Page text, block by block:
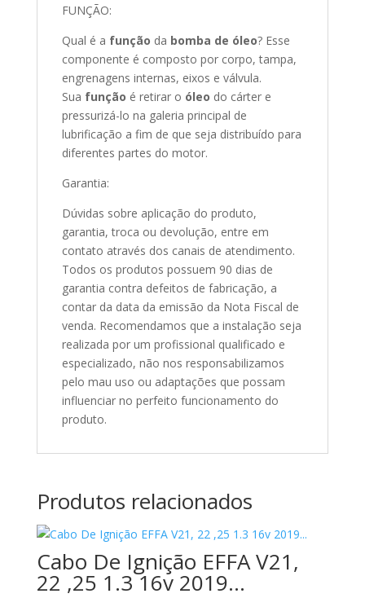
FUNÇÃO:
Qual é a função da bomba de óleo? Esse
componente é composto por corpo, tampa,
engrenagens internas, eixos e válvula.
Sua função é retirar o óleo do cárter e
pressurizá-lo na galeria principal de
lubrificação a fim de que seja distribuído para
diferentes partes do motor.
Garantia:
Dúvidas sobre aplicação do produto,
garantia, troca ou devolução, entre em
contato através dos canais de atendimento.
Todos os produtos possuem 90 dias de
garantia contra defeitos de fabricação, a
contar da data da emissão da Nota Fiscal de
venda. Recomendamos que a instalação seja
realizada por um profissional qualificado e
especializado, não nos responsabilizamos
pelo mau uso ou adaptações que possam
influenciar no perfeito funcionamento do
produto.
Produtos relacionados
Cabo De Ignição EFFA V21,
22 ,25 1.3 16v 2019…